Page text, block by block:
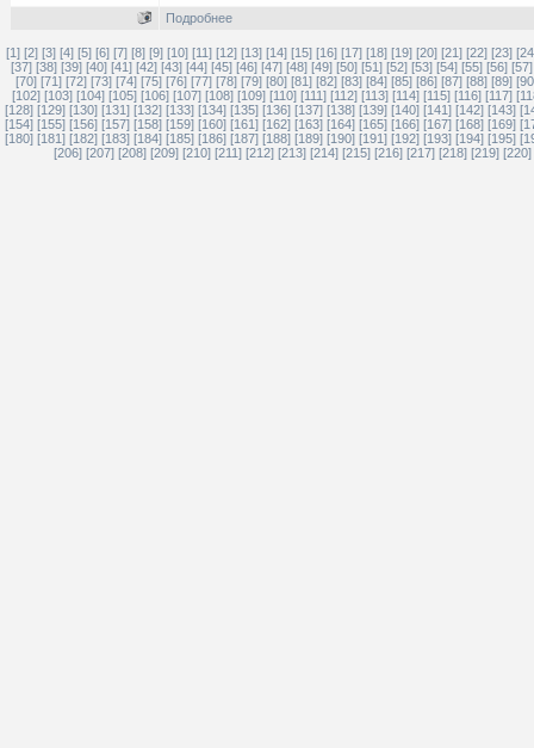
Подробнее
[1] [2] [3] [4] [5] [6] [7] [8] [9] [10] [11] [12] [13] [14] [15] [16] [17] [18] [19] [20] [21] [22] [23]
[37] [38] [39] [40] [41] [42] [43] [44] [45] [46] [47] [48] [49] [50] [51] [52] [53] [54] [55] [56] [57]
[70] [71] [72] [73] [74] [75] [76] [77] [78] [79] [80] [81] [82] [83] [84] [85] [86] [87] [88] [89]
[102] [103] [104] [105] [106] [107] [108] [109] [110] [111] [112] [113] [114] [115] [116] [117]
[128] [129] [130] [131] [132] [133] [134] [135] [136] [137] [138] [139] [140] [141] [142] [143]
[154] [155] [156] [157] [158] [159] [160] [161] [162] [163] [164] [165] [166] [167] [168] [169]
[180] [181] [182] [183] [184] [185] [186] [187] [188] [189] [190] [191] [192] [193] [194] [195]
[206] [207] [208] [209] [210] [211] [212] [213] [214] [215] [216] [217] [218] [219] [220]